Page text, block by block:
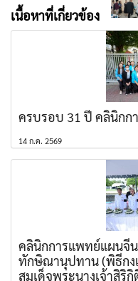
เนื้อหาที่เกี่ยวข้อง
ครบรอบ 31 ปี คลินิกก
14 ก.ค. 2569
คลินิกการแพทย์แผนจี
ทักษิณานุปทาน (พิธีกง
สมเด็จพระนางเจ้าสิริ